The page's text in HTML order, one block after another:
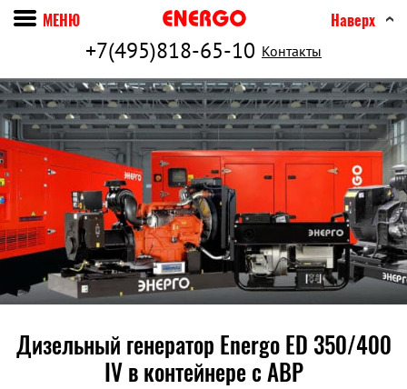
+7(495)818-65-10 Контакты
МЕНЮ Наверх
Дизельный генератор Energo ED 350/400
IV в контейнере c АВР